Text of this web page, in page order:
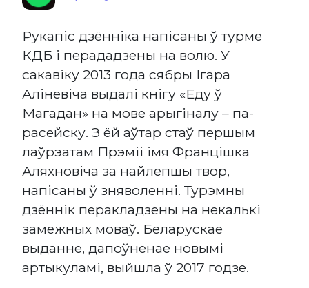
Рукапіс дзённіка напісаны ў турме
КДБ і перададзены на волю. У
сакавіку 2013 года сябры Ігара
Аліневіча выдалі кнігу «Еду ў
Магадан» на мове арыгіналу – па-
расейску. З ёй аўтар стаў першым
лаўрэатам Прэміі імя Францішка
Аляхновіча за найлепшы твор,
напісаны ў зняволенні. Турэмны
дзённік перакладзены на некалькі
замежных моваў. Беларускае
выданне, дапоўненае новымі
артыкуламі, выйшла ў 2017 годзе.